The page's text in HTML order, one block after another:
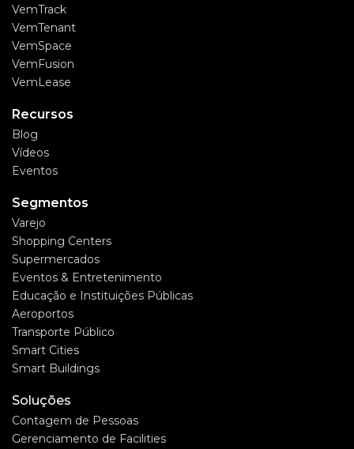
VemTrack
VemTenant
VemSpace
VemFusion
VemLease
Recursos
Blog
Vídeos
Eventos
Segmentos
Varejo
Shopping Centers
Supermercados
Eventos & Entretenimento
Educação e Instituições Públicas
Aeroportos
Transporte Público
Smart Cities
Smart Buildings
Soluções
Contagem de Pessoas
Gerenciamento de Facilities